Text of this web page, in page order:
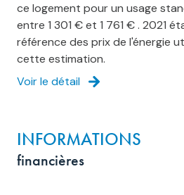
ce logement pour un usage
entre 1 301 € et 1 761 € . 2021
référence des prix de l'énergie
cette estimation.
Voir le détail
INFORMATIONS
financières